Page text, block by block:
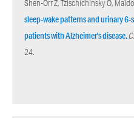
Shen-Orr Z, Tzischichinsky O,
sleep-wake patterns and urinary
patients with Alzheimer's disease.
24.